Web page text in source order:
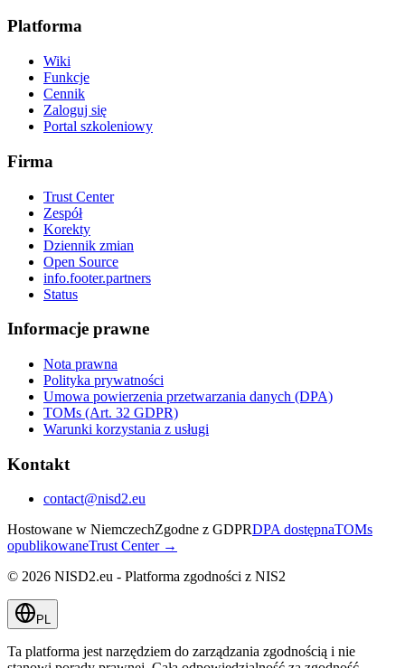
Platforma
Wiki
Funkcje
Cennik
Zaloguj się
Portal szkoleniowy
Firma
Trust Center
Zespół
Korekty
Dziennik zmian
Open Source
info.footer.partners
Status
Informacje prawne
Nota prawna
Polityka prywatności
Umowa powierzenia przetwarzania danych (DPA)
TOMs (Art. 32 GDPR)
Warunki korzystania z usługi
Kontakt
contact@nisd2.eu
Hostowane w NiemczechZgodne z GDPRDPA dostępnaTOMs
opublikowaneTrust Center →
© 2026 NISD2.eu - Platforma zgodności z NIS2
PL
Ta platforma jest narzędziem do zarządzania zgodnością i nie